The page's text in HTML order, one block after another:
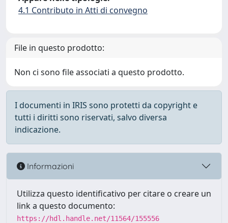
4.1 Contributo in Atti di convegno
File in questo prodotto:
Non ci sono file associati a questo prodotto.
I documenti in IRIS sono protetti da copyright e
tutti i diritti sono riservati, salvo diversa
indicazione.
Informazioni
Utilizza questo identificativo per citare o creare un
link a questo documento:
https://hdl.handle.net/11564/155556